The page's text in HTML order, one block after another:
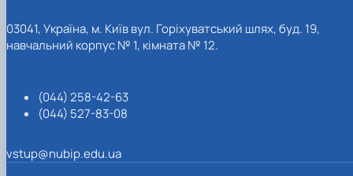
03041, Україна, м. Київ вул. Горіхуватський шлях, буд. 19,
навчальний корпус № 1, кімната № 12.
(044) 258-42-63
(044) 527-83-08
vstup@nubip.edu.ua